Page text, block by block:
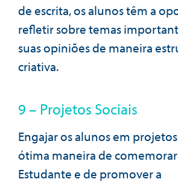
de escrita, os alunos têm a
refletir sobre temas
suas opiniões de maneira
criativa.
9 – Projetos Sociais
Engajar os alunos em
ótima maneira de
Estudante e de promover a